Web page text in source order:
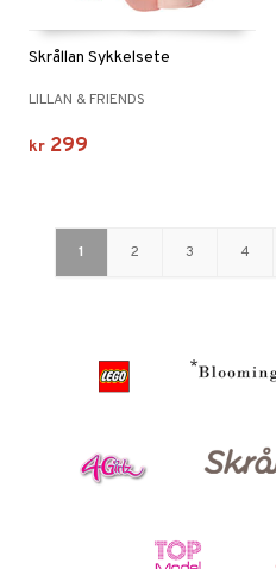
Skrållan Sykkelsete
LILLAN & FRIENDS
kr 299
1 2 3 4